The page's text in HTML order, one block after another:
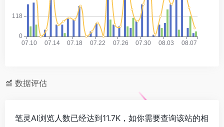
数据评估
笔灵AI浏览人数已经达到11.7K，如你需要查询该站的相